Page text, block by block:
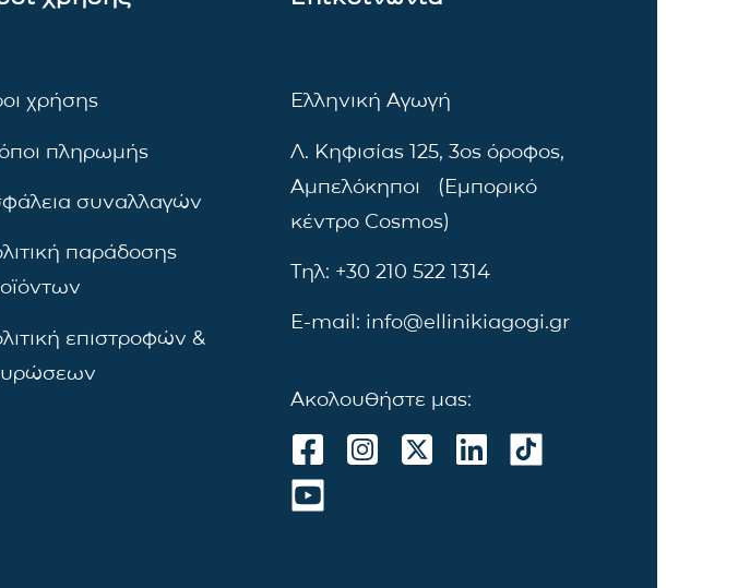
χρήσης
πληρωμής
συναλλαγών
παράδοσης
επιστροφών &
Ελληνική Αγωγή
Λ. Κηφισίας 125, 3ος όροφος,
Αμπελόκηποι (Εμπορικό
κέντρο Cosmos)
Τηλ: +30 210 522 1314
E-mail: info@ellinikiagogi.gr
Ακολουθήστε μας: